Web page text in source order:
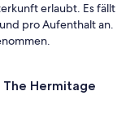
erlaubt. Es fällt
pro Aufenthalt an.
Hermitage